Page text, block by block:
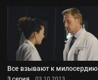
Все взывают к милосердию